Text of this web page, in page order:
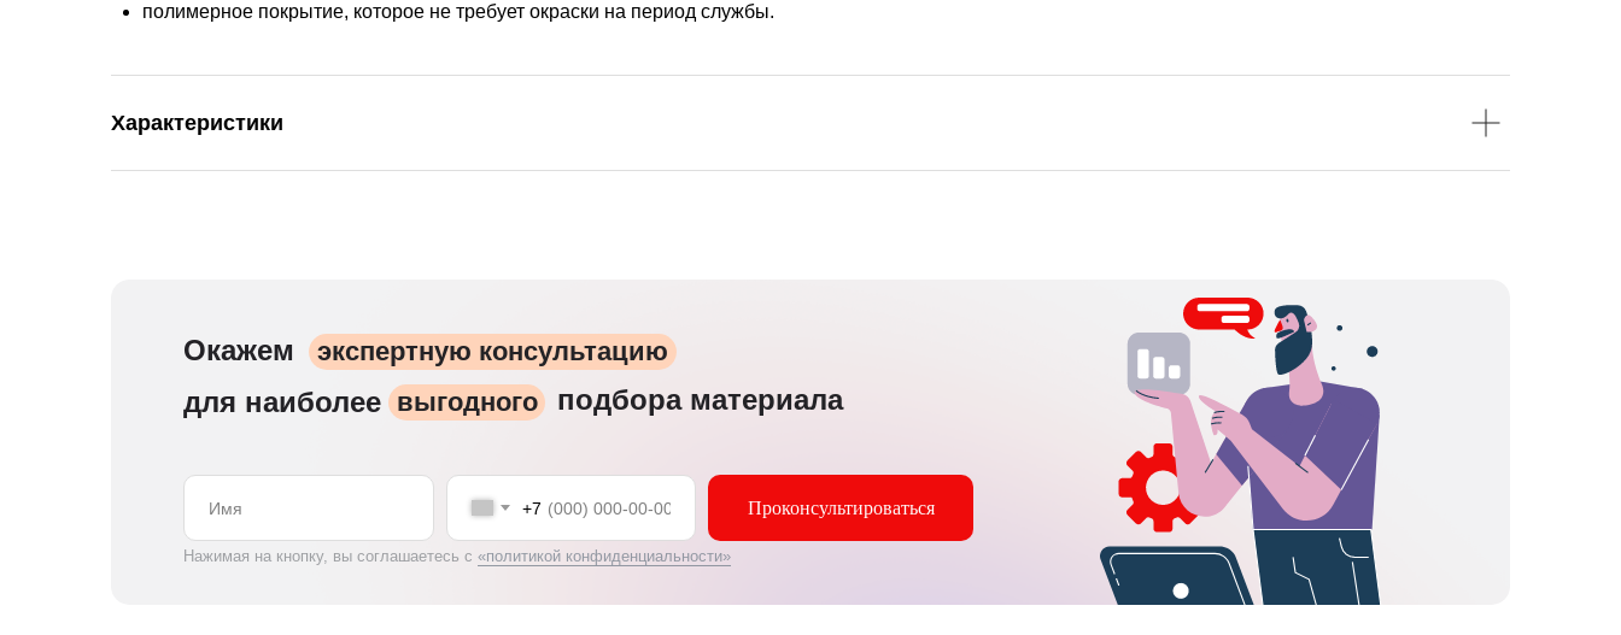
полимерное покрытие, которое не требует окраски на период службы.
Характеристики
экспертную консультацию
выгодного
Окажем
для наиболее
подбора материала
+7 Проконсультироваться
Нажимая на кнопку, вы соглашаетесь с «политикой конфиденциальности»